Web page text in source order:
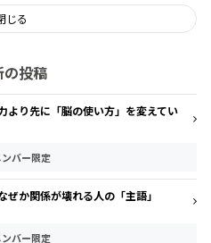
じる
の投稿
より先に「脳の使い方」を変えてい
ンバー限定
ぜか関係が壊れる人の「主語」
ンバー限定